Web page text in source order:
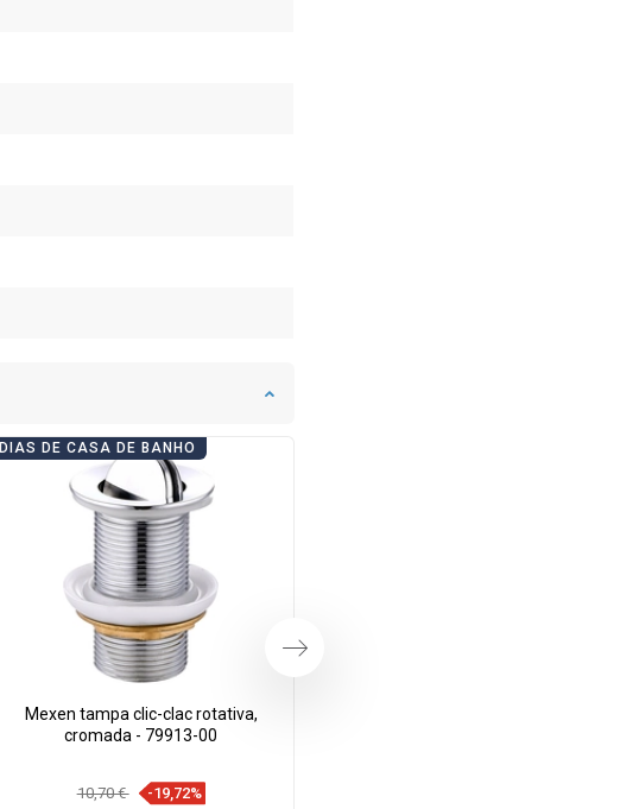
DIAS DE CASA DE BANHO
Mexen tampa clic-clac rotativa,
cromada - 79913-00
10,70 € -19,72%
Próximo